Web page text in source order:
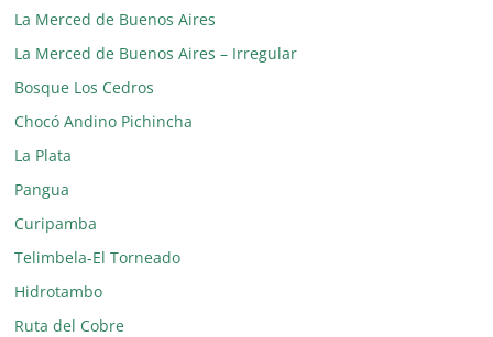
La Merced de Buenos Aires
La Merced de Buenos Aires – Irregular
Bosque Los Cedros
Chocó Andino Pichincha
La Plata
Pangua
Curipamba
Telimbela-El Torneado
Hidrotambo
Ruta del Cobre